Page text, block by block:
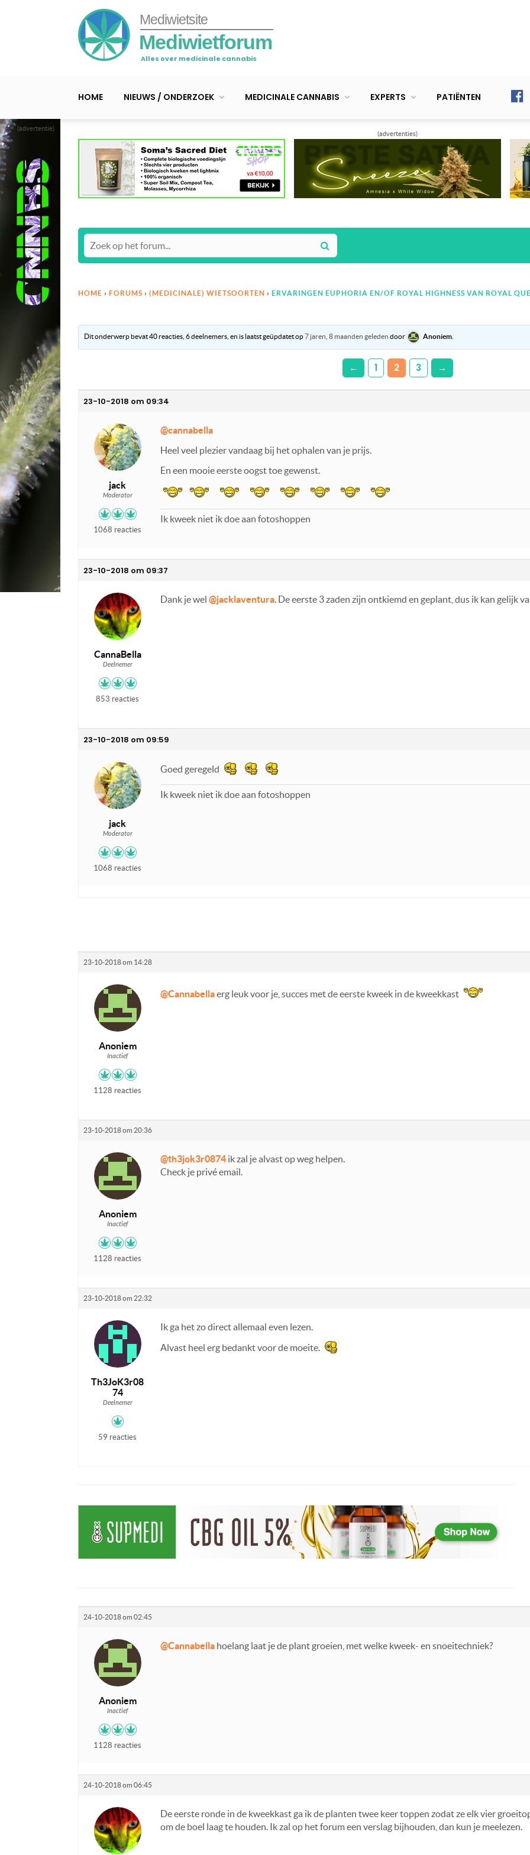
(advertentie)
Mediwietsite
Mediwietforum
Alles over medicinale cannabis
HOME NIEUWS / ONDERZOEK MEDICINALE CANNABIS EXPERTS PATIËNTEN
(advertenties)
HOME › FORUMS › (MEDICINALE) WIETSOORTEN › ERVARINGEN EUPHORIA EN/OF ROYAL HIGHNESS VAN ROYAL
Dit onderwerp bevat 40 reacties, 6 deelnemers, en is laatst geüpdatet op7 jaren, 8 maanden geleden door Anoniem
← 1 2 3 →
23-10-2018 om 09:34
jack
Moderator
1068 reacties
@cannabella
Heel veel plezier vandaag bij het ophalen van je prijs.
En een mooie eerste oogst toe gewenst.
Ik kweek niet ik doe aan fotoshoppen
23-10-2018 om 09:37
CannaBella
Deelnemer
853 reacties
Dank je wel @jacklaventura . De eerste 3 zaden zijn ontkiemd en geplant, dus ik kan gelijk
23-10-2018 om 09:59
jack
Moderator
1068 reacties
Goed geregeld
Ik kweek niet ik doe aan fotoshoppen
23-10-2018 om 14:28
Anoniem
Inactief
1128 reacties
@Cannabellaerg leuk voor je, succes met de eerste kweek in de kweekkast
23-10-2018 om 20:36
Anoniem
Inactief
1128 reacties
@th3jok3r0874 ik zal je alvast op weg helpen.
Check je privé email.
23-10-2018 om 22:32
Th3JoK3r08
74
Deelnemer
59 reacties
Ik ga het zo direct allemaal even lezen.
Alvast heel erg bedankt voor de moeite.
24-10-2018 om 02:45
Anoniem
Inactief
1128 reacties
@Cannabella hoelang laat je de plant groeien, met welke kweek- en snoeitechniek?
24-10-2018 om 06:45
De eerste ronde in de kweekkast ga ik de planten twee keer toppen zodat ze elk vier
om de boel laag te houden. Ik zal op het forum een verslag bijhouden, dan kun je meelezen.